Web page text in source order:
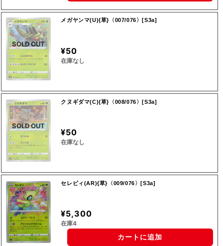
SOLD OUT
メガヤンマ(U){草}〈007/076〉[S3a]
¥50
在庫なし
SOLD OUT
クヌギダマ(C){草}〈008/076〉[S3a]
¥50
在庫なし
セレビィ(AR){草}〈009/076〉[S3a]
¥5,300
在庫4
カートに追加